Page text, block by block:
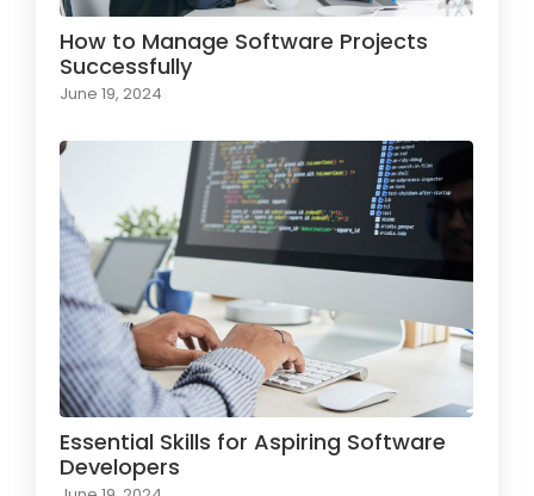
How to Manage Software Projects
Successfully
June 19, 2024
Essential Skills for Aspiring Software
Developers